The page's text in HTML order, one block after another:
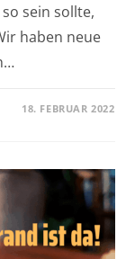
sein sollte,
haben neue
18. FEBRUAR 2022